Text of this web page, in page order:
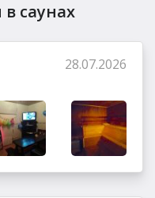
новая понравилась!
Холод (Chill)
саунах
28.07.2026